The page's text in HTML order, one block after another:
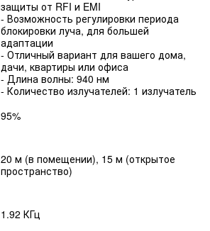
защиты от RFI и EMI
- Возможность регулировки периода
блокировки луча, для большей
адаптации
- Отличный вариант для вашего дома,
дачи, квартиры или офиса
- Длина волны: 940 нм
- Количество излучателей: 1 излучатель
95%
20 м (в помещении), 15 м (открытое
пространство)
1.92 КГц